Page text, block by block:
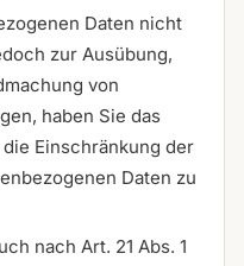
Daten nicht
zur Ausübung,
von
haben Sie das
Einschränkung der
Daten zu
nach Art. 21 Abs. 1